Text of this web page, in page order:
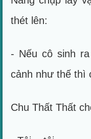
thét lên:
- Nếu cô sinh
cảnh như thế thì
Chu Thất Thất